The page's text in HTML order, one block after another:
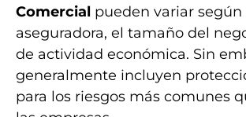
Comercial pueden variar según
aseguradora, el tamaño del
de actividad económica. Sin
generalmente incluyen
para los riesgos más comunes